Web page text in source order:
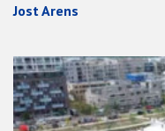
Jost Arens